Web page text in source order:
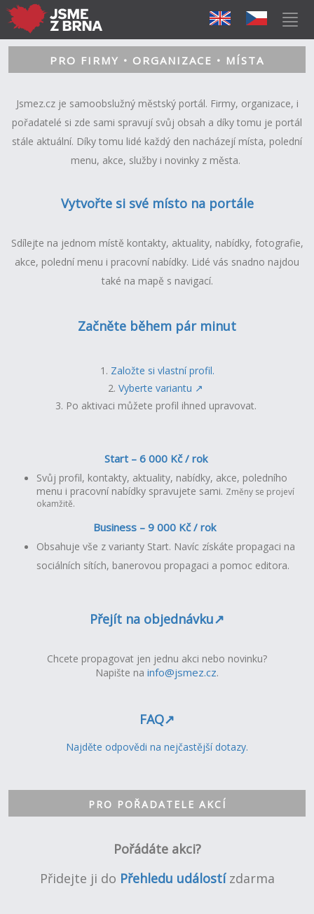
PRO FIRMY • ORGANIZACE • MÍSTA
Jsmez.cz je samoobslužný městský portál. Firmy, organizace, i
pořadatelé si zde sami spravují svůj obsah a díky tomu je portál
stále aktuální. Díky tomu lidé každý den nacházejí místa, polední
menu, akce, služby i novinky z města.
Vytvořte si své místo na portále
Sdílejte na jednom místě kontakty, aktuality, nabídky, fotografie,
akce, polední menu i pracovní nabídky. Lidé vás snadno najdou
také na mapě s navigací.
Začněte během pár minut
1. Založte si vlastní profil.
2. Vyberte variantu ↗︎
3. Po aktivaci můžete profil ihned upravovat.
Start – 6 000 Kč / rok
Svůj profil, kontakty, aktuality, nabídky, akce, poledního
menu i pracovní nabídky spravujete sami. Změny se projeví
okamžitě.
Business – 9 000 Kč / rok
Obsahuje vše z varianty Start. Navíc získáte propagaci na
sociálních sítích, banerovou propagaci a pomoc editora.
Přejít na objednávku↗︎
Chcete propagovat jen jednu akci nebo novinku?
Napište na info@jsmez.cz.
FAQ↗︎
Najděte odpovědi na nejčastější dotazy.
PRO POŘADATELE AKCÍ
Pořádáte akci?
Přidejte ji do Přehledu událostí zdarma